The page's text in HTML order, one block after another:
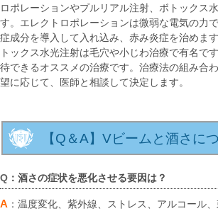
ロポレーションやプルリアル注射、ボトックス
す。エレクトロポレーションは微弱な電気の力
症成分を導入して入れ込み、赤み炎症を治めま
トックス水光注射は毛穴や小じわ治療で有名で
待できるオススメの治療です。治療法の組み合
望に応じて、医師と相談して決定します。
【Q＆A】Vビームと酒さに
Q ：酒さの症状を悪化させる要因は？
A ：温度変化、紫外線、ストレス、アルコール